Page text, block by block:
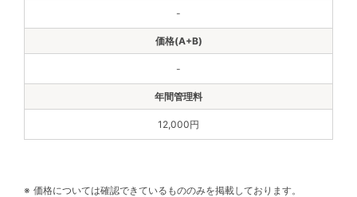
-
-
12,000円
価格については確認できているもののみを掲載しております。